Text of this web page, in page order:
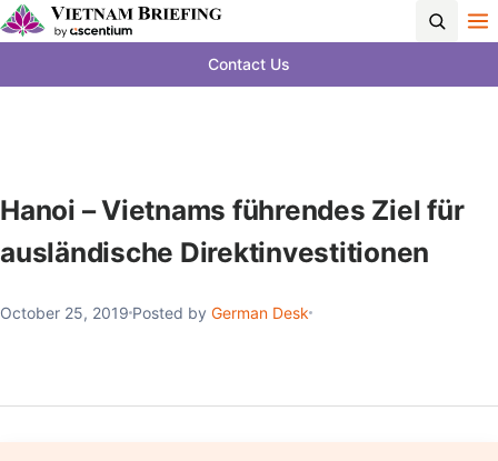
Contact Us
Hanoi – Vietnams führendes Ziel für
ausländische Direktinvestitionen
October 25, 2019 Posted by German Desk